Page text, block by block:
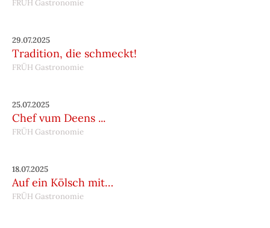
FRÜH Gastronomie
29.07.2025
Tradition, die schmeckt!
FRÜH Gastronomie
25.07.2025
Chef vum Deens ...
FRÜH Gastronomie
18.07.2025
Auf ein Kölsch mit…
FRÜH Gastronomie